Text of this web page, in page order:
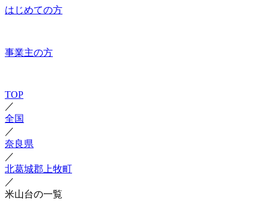
はじめての方
事業主の方
TOP
／
全国
／
奈良県
／
北葛城郡上牧町
／
米山台の一覧